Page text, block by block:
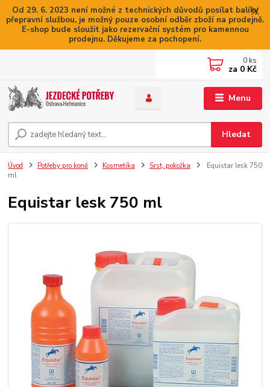
Od 29. 6. 2023 není možné z technických důvodů posílat balíky
přepravní službou, je možný pouze osobní odběr zboží na prodejně.
E-shop bude sloužit jako rezervační systém pro kamennou
prodejnu. Děkujeme za pochopení.
Menu
Hledat
0 ks
za 0 Kč
Úvod Potřeby pro koně Kosmetika Srst, pokožka
Equistar lesk 750
ml
Equistar lesk 750 ml